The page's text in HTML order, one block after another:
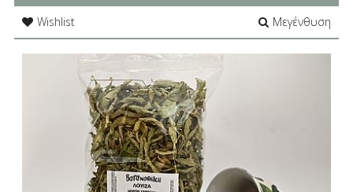
Wishlist
Μεγένθυση